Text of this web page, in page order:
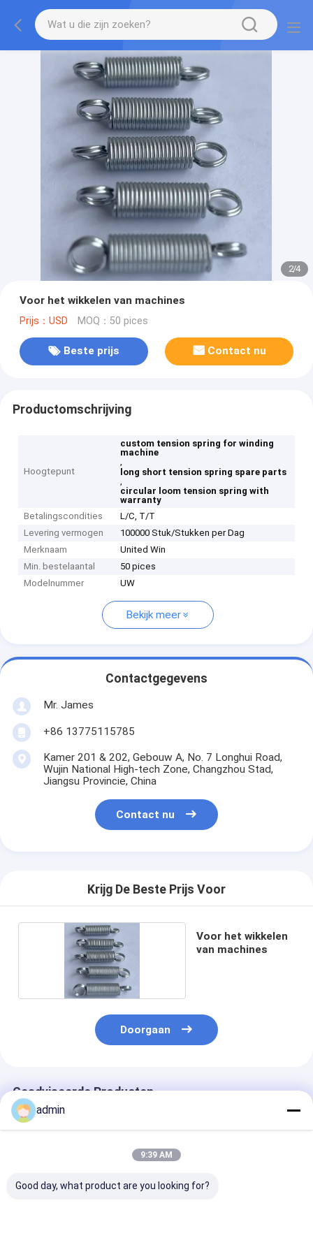
2/4
Voor het wikkelen van machines
Prijs：USD MOQ：50 pices
Beste prijs Contact nu
Productomschrijving
Hoogtepunt
custom tension spring for winding
machine
,
long short tension spring spare parts
,
circular loom tension spring with
warranty
Betalingscondities
L/C, T/T
Levering vermogen
100000 Stuk/Stukken per Dag
Merknaam
United Win
Min. bestelaantal
50 pices
Modelnummer
UW
Bekijk meer
Contactgegevens
Mr. James
+86 13775115785
Kamer 201 & 202, Gebouw A, No. 7 Longhui Road,
Wujin National High-tech Zone, Changzhou Stad,
Jiangsu Provincie, China
Contact nu
Krijg De Beste Prijs Voor
Voor het wikkelen
van machines
Doorgaan
Geadviseerde Producten
admin
9:39 AM
Good day, what product are you looking for?